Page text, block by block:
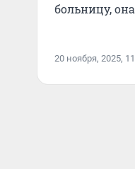
больницу,
20 ноября, 2025,